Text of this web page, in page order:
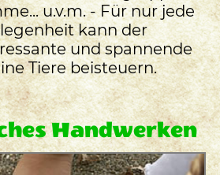
u.v.m. - Für nur jede
kann der
und spannende
Tiere beisteuern.
Handwerken